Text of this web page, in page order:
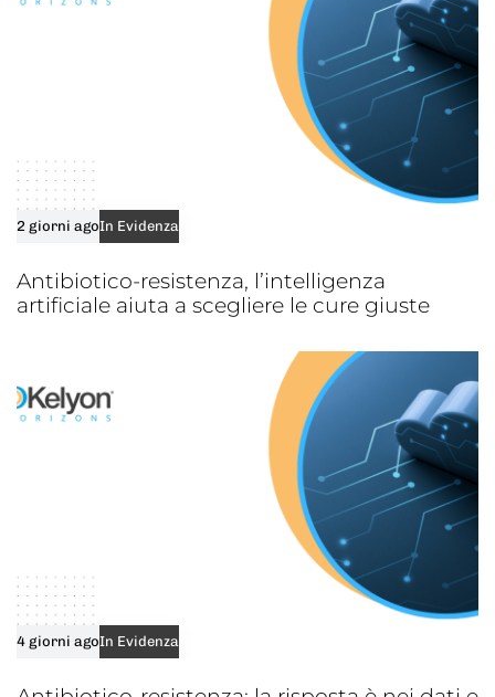
2 giorni agoIn Evidenza
Antibiotico-resistenza, l’intelligenza
artificiale aiuta a scegliere le cure giuste
4 giorni agoIn Evidenza